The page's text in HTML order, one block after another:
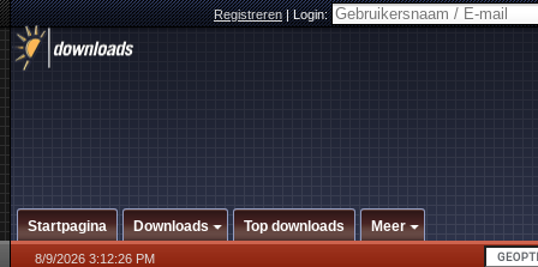
Registreren|Login:
Startpagina Downloads Top downloads Meer
8/9/2026 3:12:26 PM